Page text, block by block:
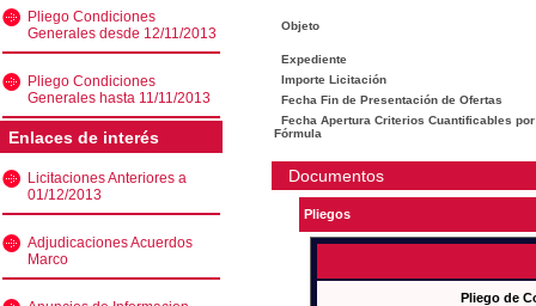
Pliego Condiciones
Generales desde 12/11/2013
Pliego Condiciones
Generales hasta 11/11/2013
Enlaces de interés
Licitaciones Anteriores a
01/12/2013
Adjudicaciones Acuerdos
Marco
Objeto
Expediente
Importe Licitación
Fecha Fin de Presentación de Ofertas
Fecha Apertura Criterios Cuantificables por
Fórmula
Documentos
Pliegos
Pliego de